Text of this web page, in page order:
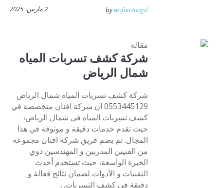
2 مارس، 2025 bywafaa magd
مقالة
شركة كشف تسربات المياه
شمال الرياض
شركة كشف تسربات المياه شمال الرياض
0553445129 ان شركة افنان متخصصة في
كشف تسربات المياه في شمال الرياض،
حيث تقدم خدمات دقيقة و موثوقة في هذا
المجال. ثم يضم فريق شركة افنان مجموعة
من الفنيين المدربين و المهندسين ذوي
الخبرة الواسعة، حيث تستخدم أحدث
التقنيات و الأدوات لضمان نتائج فعالة و
دقيقة في كشف التسربات....